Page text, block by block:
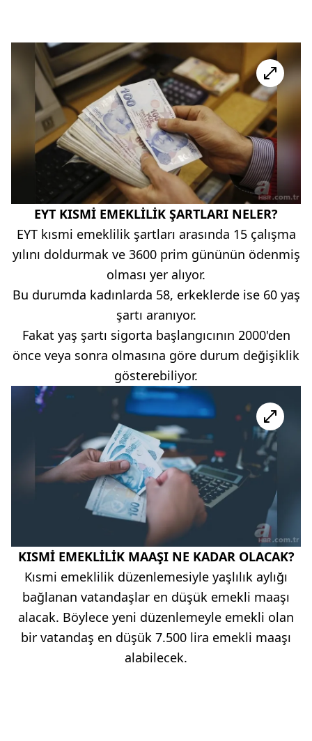
EYT KISMİ EMEKLİLİK ŞARTLARI NELER?
EYT kısmi emeklilik şartları arasında 15 çalışma
yılını doldurmak ve 3600 prim gününün ödenmiş
olması yer alıyor.
Bu durumda kadınlarda 58, erkeklerde ise 60 yaş
şartı aranıyor.
Fakat yaş şartı sigorta başlangıcının 2000'den
önce veya sonra olmasına göre durum değişiklik
gösterebiliyor.
KISMİ EMEKLİLİK MAAŞI NE KADAR OLACAK?
Kısmi emeklilik düzenlemesiyle yaşlılık aylığı
bağlanan vatandaşlar en düşük emekli maaşı
alacak. Böylece yeni düzenlemeyle emekli olan
bir vatandaş en düşük 7.500 lira emekli maaşı
alabilecek.